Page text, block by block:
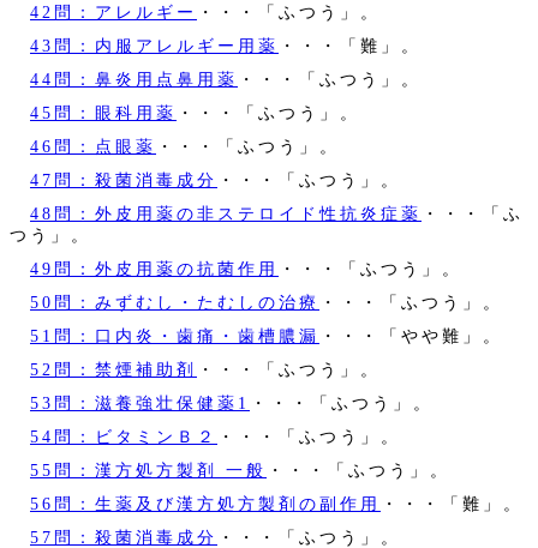
42問：アレルギー
・・・「ふつう」。
43問：内服アレルギー用薬 ・・・「難」。
44問：鼻炎用点鼻用薬 ・・・「ふつう」。
45問：眼科用薬 ・・・「ふつう」。
46問：点眼薬 ・・・「ふつう」。
47問：殺菌消毒成分 ・・・「ふつう」。
48問：外皮用薬の非ステロイド性抗炎症薬 ・・・「ふ
つう」。
49問：外皮用薬の抗菌作用
・・・「ふつう」。
50問：みずむし・たむしの治療
・・・「ふつう」。
51問：口内炎・歯痛・歯槽膿漏 ・・・「やや難」。
52問：禁煙補助剤
・・・「ふつう」。
53問：滋養強壮保健薬1
・・・「ふつう」。
54問：ビタミンＢ２
・・・「ふつう」。
55問：漢方処方製剤 一般 ・・・「ふつう」。
56問：生薬及び漢方処方製剤の副作用
・・・「難」。
57問：殺菌消毒成分 ・・・「ふつう」。